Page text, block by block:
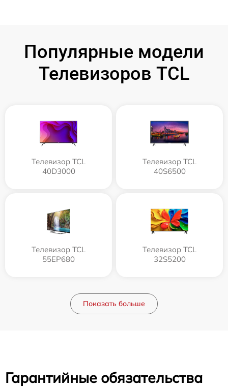
Популярные модели
Телевизоров TCL
Телевизор TCL
40D3000
Телевизор TCL
40S6500
Телевизор TCL
55EP680
Телевизор TCL
32S5200
Показать больше
Гарантийные обязательства